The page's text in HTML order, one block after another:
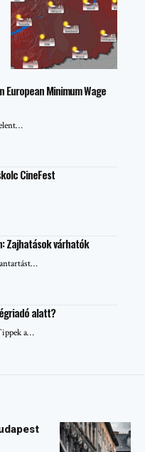
European Minimum Wage
CineFest
Zajhatások várhatók
alatt?
a…